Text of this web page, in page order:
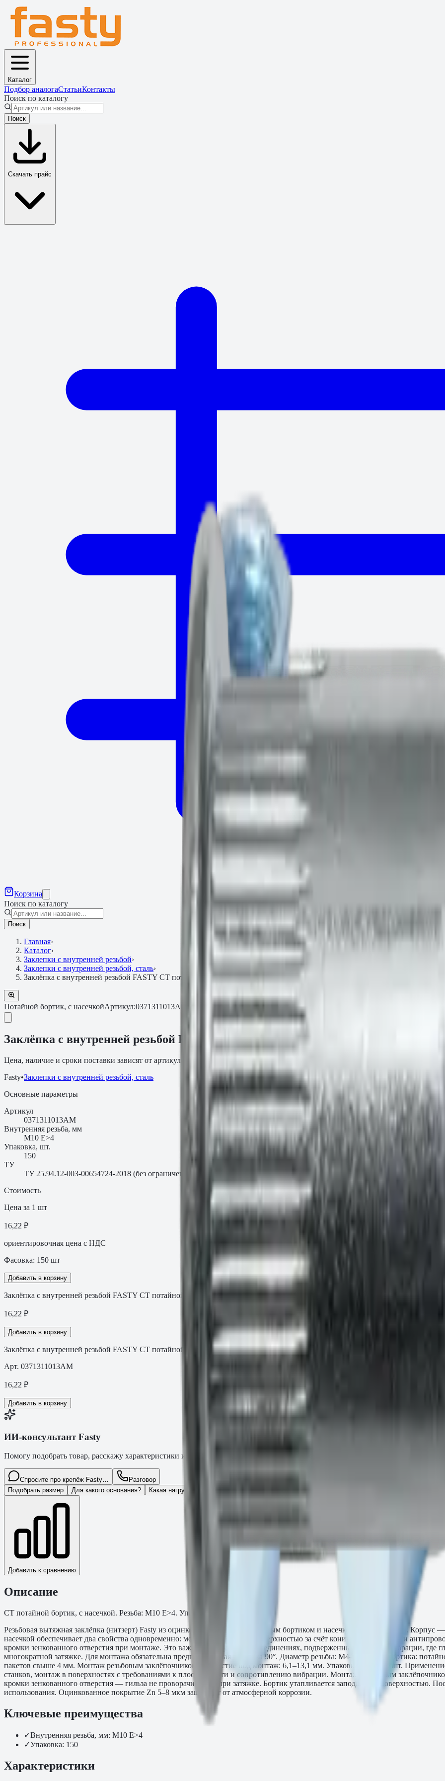
Каталог
Подбор аналогаСтатьиКонтакты
Поиск по каталогу
Поиск
Скачать прайс
Корзина
Поиск по каталогу
Поиск
Главная›
Каталог›
Заклепки с внутренней резьбой›
Заклепки с внутренней резьбой, сталь›
Заклёпка с внутренней резьбой FASTY СТ потайной бортик, с насечкой M10 Е>4
Потайной бортик, с насечкойАртикул:0371311013AM
Заклёпка с внутренней резьбой FASTY СТ потайной бортик, с насечкой M10 Е>4
Цена, наличие и сроки поставки зависят от артикула, объёма и текущей партии.
Fasty•Заклепки с внутренней резьбой, сталь
Основные параметры
Артикул
0371311013AM
Внутренняя резьба, мм
M10 Е>4
Упаковка, шт.
150
ТУ
ТУ 25.94.12-003-00654724-2018 (без ограничения срока действия)
Стоимость
Цена за 1 шт
16,22 ₽
ориентировочная цена с НДС
Фасовка: 150 шт
Добавить в корзину
Заклёпка с внутренней резьбой FASTY СТ потайной бортик, с насечкой M10 Е>4
16,22 ₽
Добавить в корзину
Заклёпка с внутренней резьбой FASTY СТ потайной бортик, с насечкой M10 Е>4
Арт. 0371311013AM
16,22 ₽
Добавить в корзину
ИИ-консультант Fasty
Помогу подобрать товар, расскажу характеристики и оформлю заявку.
Спросите про крепёж Fasty…
Разговор
Подобрать размер
Для какого основания? Какая нагрузка?
Добавить к сравнению
Описание
СТ потайной бортик, с насечкой. Резьба: M10 Е>4. Упаковка: 150.
Резьбовая вытяжная заклёпка (нитзерт) Fasty из оцинкованной стали с потайным бортиком и насечкой на теле гильзы.
насечкой обеспечивает два свойства одновременно: монтаж заподлицо с поверхностью за счёт конического бортика и
кромки зенкованного отверстия при монтаже. Это важно в нагруженных соединениях, подверженных сдвигу и вибрации, где
многократной затяжке. Для монтажа обязательна предварительная зенковка 90°. Диаметр резьбы: M4–M10. Тип бортика:
пакетов свыше 4 мм. Монтаж резьбовым заклёпочником. Отверстие под монтаж: 6,1–13,1 мм. Упаковка: 150–500 шт.
станков, монтаж в поверхностях с требованиями к плоскостности и сопротивлению вибрации. Монтаж резьбовым
кромки зенкованного отверстия — гильза не проворачивается при затяжке. Бортик утапливается заподлицо с поверхностью.
использования. Оцинкованное покрытие Zn 5–8 мкм защищает от атмосферной коррозии.
Ключевые преимущества
✓Внутренняя резьба, мм: M10 Е>4
✓Упаковка: 150
Характеристики